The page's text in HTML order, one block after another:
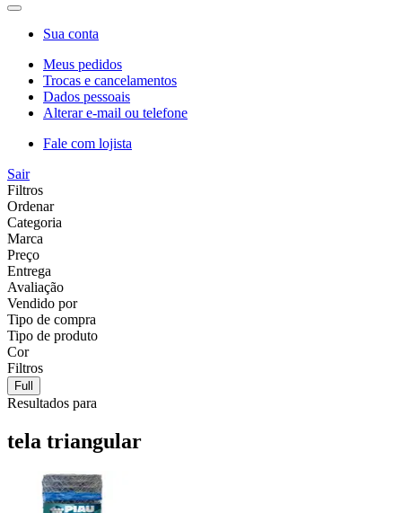
Sua conta
Meus pedidos
Trocas e cancelamentos
Dados pessoais
Alterar e-mail ou telefone
Fale com lojista
Sair
Filtros
Ordenar
Categoria
Marca
Preço
Entrega
Avaliação
Vendido por
Tipo de compra
Tipo de produto
Cor
Filtros
Full
Resultados para
tela triangular